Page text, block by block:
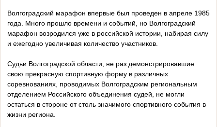
Волгоградский марафон впервые был проведен в апреле 1985
года. Много прошло времени и событий, но Волгоградский
марафон возродился уже в российской истории, набирая силу
и ежегодно увеличивая количество участников.
Судьи Волгоградской области, не раз демонстрировавшие
свою прекрасную спортивную форму в различных
соревнованиях, проводимых Волгоградским региональным
отделением Российского объединения судей, не могли
остаться в стороне от столь значимого спортивного события в
жизни региона.